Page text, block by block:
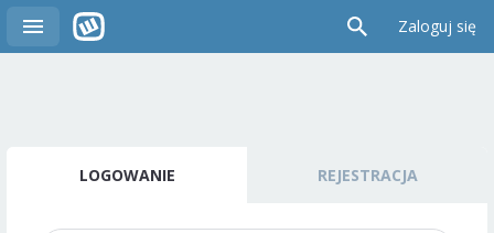
Zaloguj się
LOGOWANIE REJESTRACJA